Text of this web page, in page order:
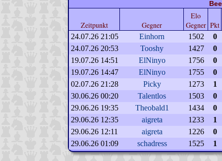
Zeitpunkt Gegner
Elo
Gegner Pkt
24.07.26 21:05 Einhorn 1502
0
24.07.26 20:53
Tooshy 1427
0
19.07.26 14:51
ElNinyo 1756
0
19.07.26 14:47
ElNinyo 1755
0
02.07.26 21:28
Picky 1273
1
30.06.26 00:20
Talentlos 1503
0
29.06.26 19:35
Theobald1 1434
0
29.06.26 12:35
aigreta 1233
1
29.06.26 12:11
aigreta 1226
0
29.06.26 01:09
schadress 1525 1